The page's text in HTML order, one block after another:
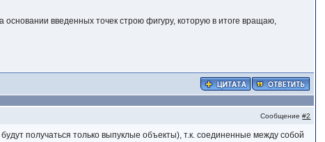
введенных точек строю фигуру, которую в итоге вращаю,
Сообщение#2
получаться только выпуклые объекты), т.к. соединенные между собой